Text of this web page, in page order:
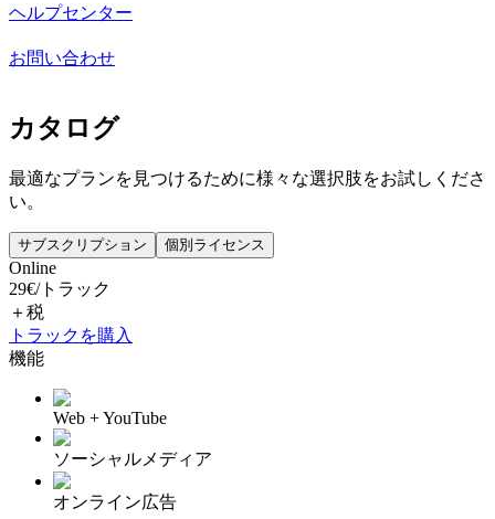
ヘルプセンター
お問い合わせ
カタログ
最適なプランを見つけるために様々な選択肢をお試しくださ
い。
サブスクリプション 個別ライセンス
Online
29€/トラック
＋税
トラックを購入
機能
Web + YouTube
ソーシャルメディア
オンライン広告